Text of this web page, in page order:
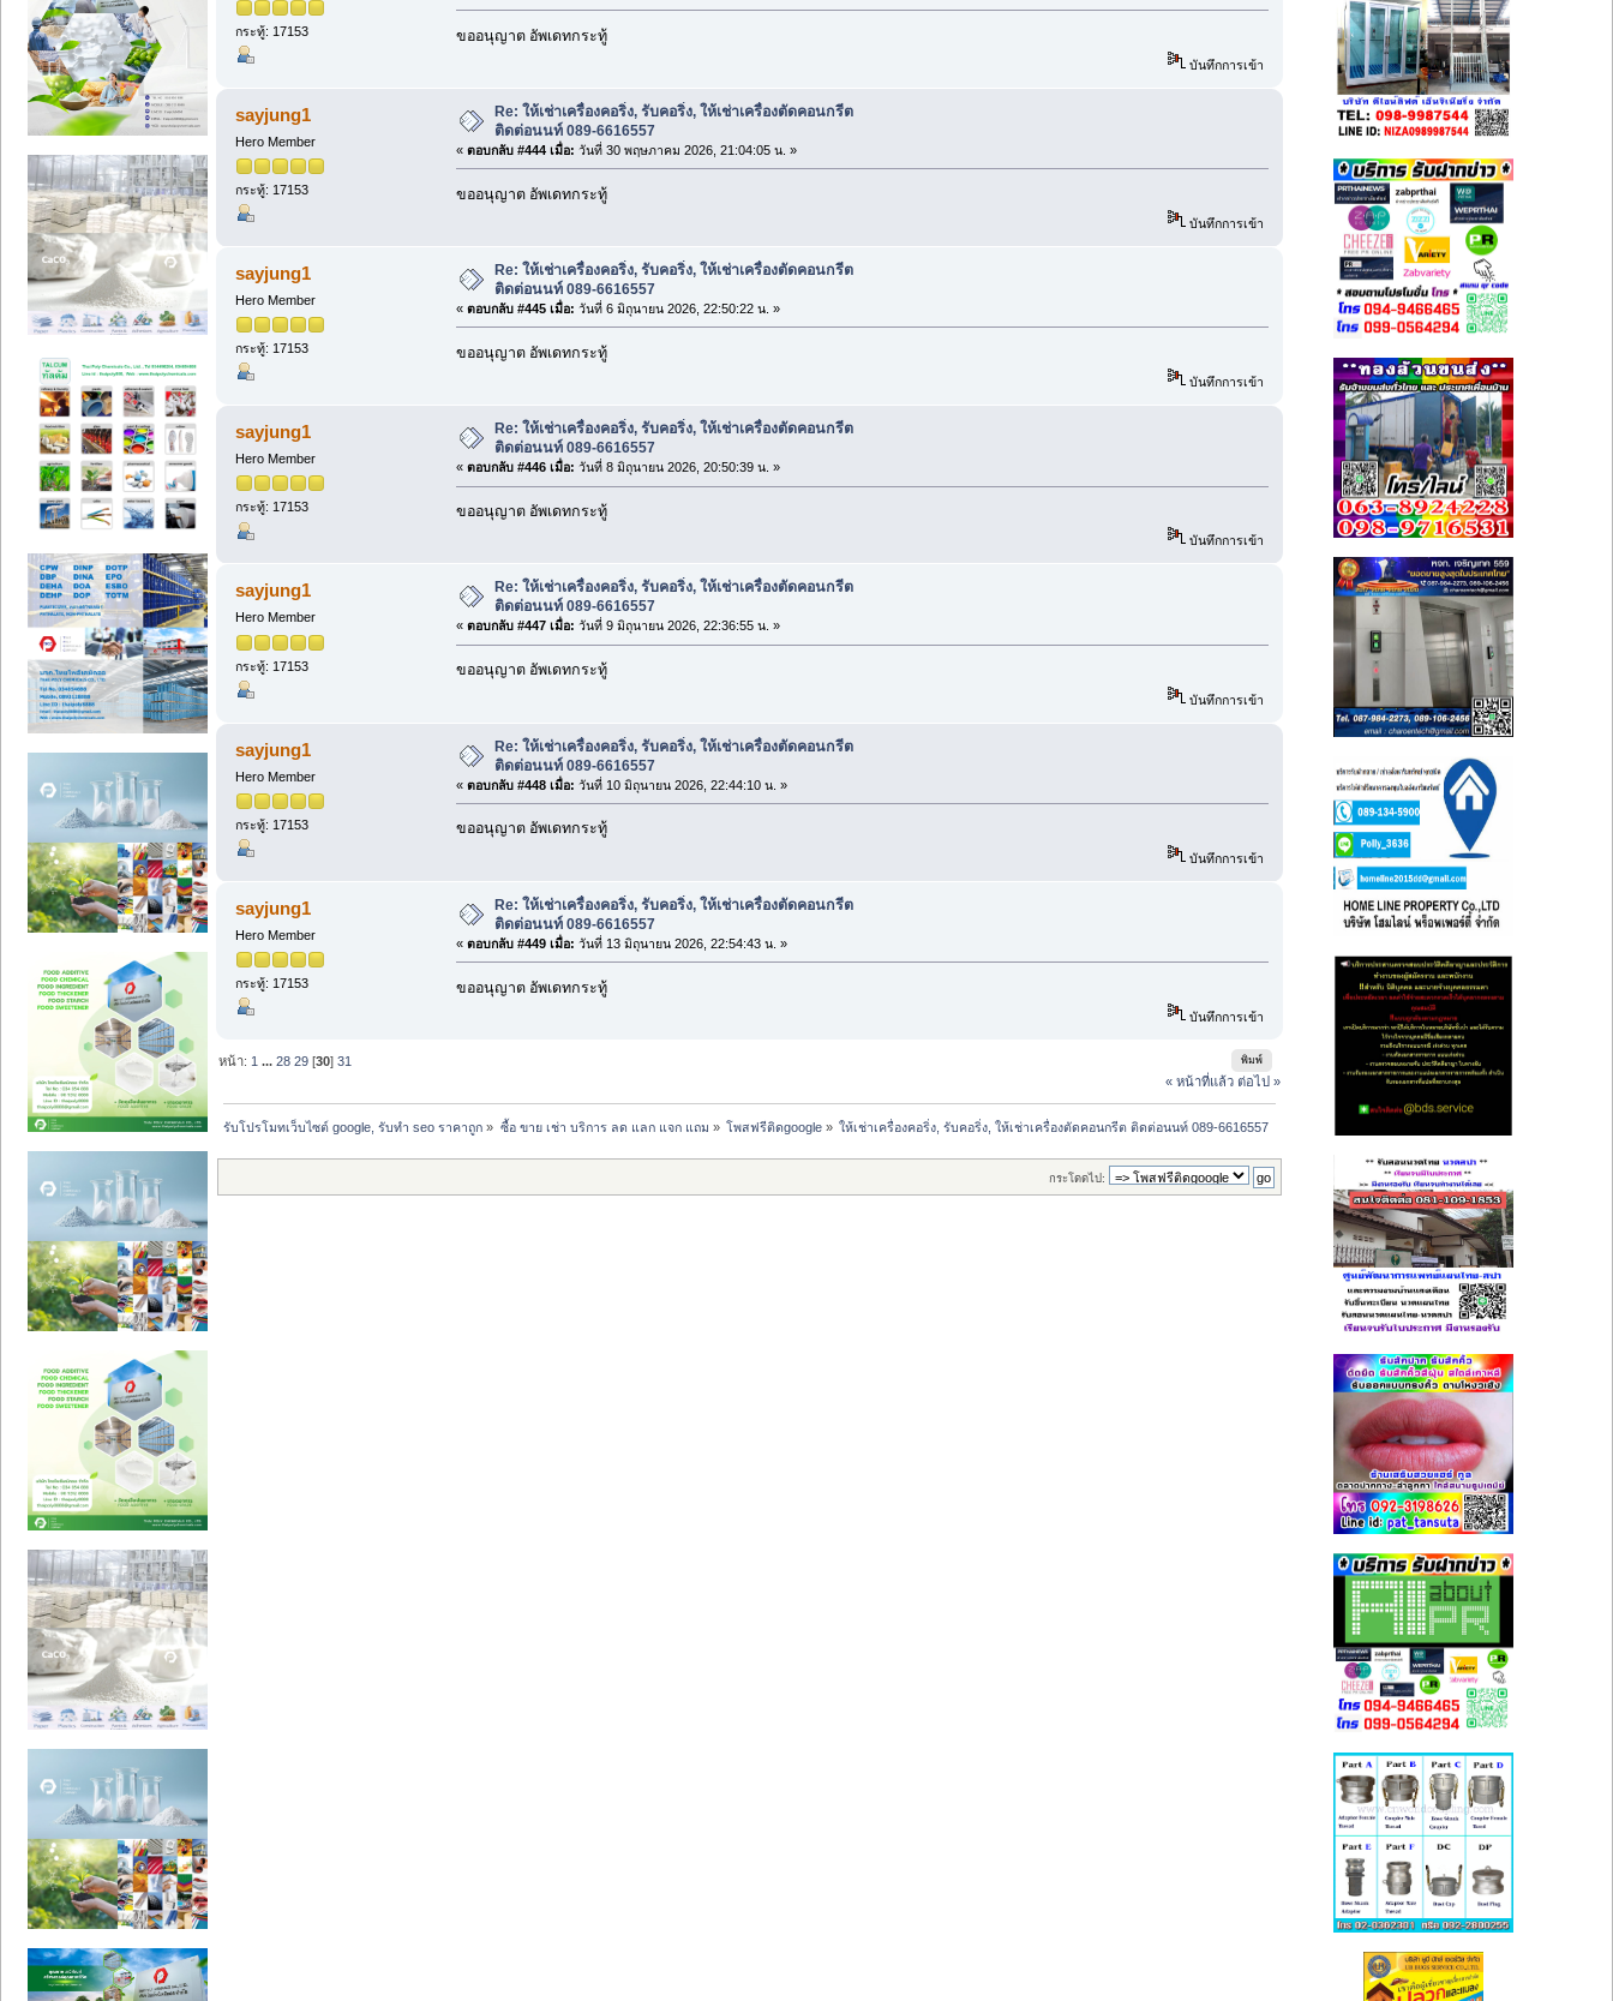
กระทู้: 17153 ขออนุญาต อัพเดทกระทู้
บันทึกการเข้า
sayjung1
Hero Member
กระทู้: 17153
Re: ให้เช่าเครื่องคอริ่ง, รับคอริ่ง, ให้เช่าเครื่องตัดคอนกรีต
ติดต่อนนท์ 089-6616557
« ตอบกลับ #444 เมื่อ: วันที่ 30 พฤษภาคม 2026, 21:04:05 น. »
ขออนุญาต อัพเดทกระทู้
บันทึกการเข้า
sayjung1
Hero Member
กระทู้: 17153
Re: ให้เช่าเครื่องคอริ่ง, รับคอริ่ง, ให้เช่าเครื่องตัดคอนกรีต
ติดต่อนนท์ 089-6616557
« ตอบกลับ #445 เมื่อ: วันที่ 6 มิถุนายน 2026, 22:50:22 น. »
ขออนุญาต อัพเดทกระทู้
บันทึกการเข้า
sayjung1
Hero Member
กระทู้: 17153
Re: ให้เช่าเครื่องคอริ่ง, รับคอริ่ง, ให้เช่าเครื่องตัดคอนกรีต
ติดต่อนนท์ 089-6616557
« ตอบกลับ #446 เมื่อ: วันที่ 8 มิถุนายน 2026, 20:50:39 น. »
ขออนุญาต อัพเดทกระทู้
บันทึกการเข้า
sayjung1
Hero Member
กระทู้: 17153
Re: ให้เช่าเครื่องคอริ่ง, รับคอริ่ง, ให้เช่าเครื่องตัดคอนกรีต
ติดต่อนนท์ 089-6616557
« ตอบกลับ #447 เมื่อ: วันที่ 9 มิถุนายน 2026, 22:36:55 น. »
ขออนุญาต อัพเดทกระทู้
บันทึกการเข้า
sayjung1
Hero Member
กระทู้: 17153
Re: ให้เช่าเครื่องคอริ่ง, รับคอริ่ง, ให้เช่าเครื่องตัดคอนกรีต
ติดต่อนนท์ 089-6616557
« ตอบกลับ #448 เมื่อ: วันที่ 10 มิถุนายน 2026, 22:44:10 น. »
ขออนุญาต อัพเดทกระทู้
บันทึกการเข้า
sayjung1
Hero Member
กระทู้: 17153
Re: ให้เช่าเครื่องคอริ่ง, รับคอริ่ง, ให้เช่าเครื่องตัดคอนกรีต
ติดต่อนนท์ 089-6616557
« ตอบกลับ #449 เมื่อ: วันที่ 13 มิถุนายน 2026, 22:54:43 น. »
ขออนุญาต อัพเดทกระทู้
บันทึกการเข้า
พิมพ์
หน้า: 1 ...28 29 [30]31
« หน้าที่แล้ว ต่อไป »
รับโปรโมทเว็บไซต์ google, รับทำ seo ราคาถูก » ซื้อ ขาย เช่า บริการ ลด แลก แจก แถม » โพสฟรีติดgoogle» ให้เช่าเครื่องคอริ่ง, รับคอริ่ง, ให้เช่าเครื่องตัดคอนกรีต ติดต่อนนท์ 089-6616557
กระโดดไป: